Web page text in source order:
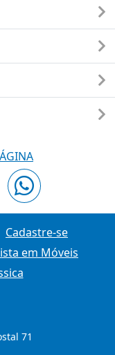
Cadastre-se
em Móveis
71